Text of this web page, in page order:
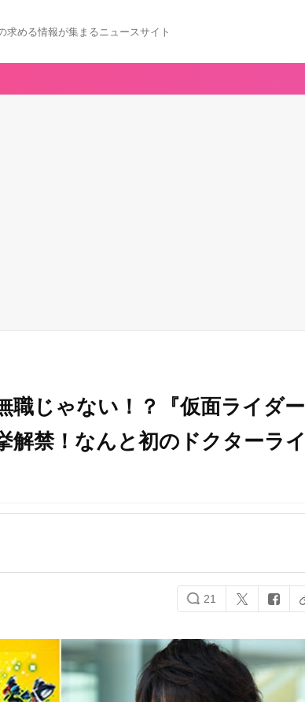
求める情報が集まるニュースサイト
職じゃない！？『仮面ライダー
解禁！なんと初のドクターライ
21